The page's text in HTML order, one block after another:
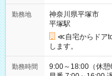
勤務地
神奈川県平塚市
平塚駅
≪自宅からドア
します。
勤務時間
9:00～18:00（休憩60分） ■ご希望があれば下